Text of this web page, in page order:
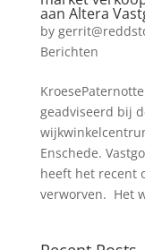
aan Altera
by
Berichten
geadviseerd bij
Enschede.
heeft het recent
verworven. Het